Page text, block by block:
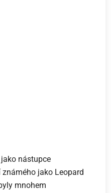
nástupce
jako Leopard
mnohem